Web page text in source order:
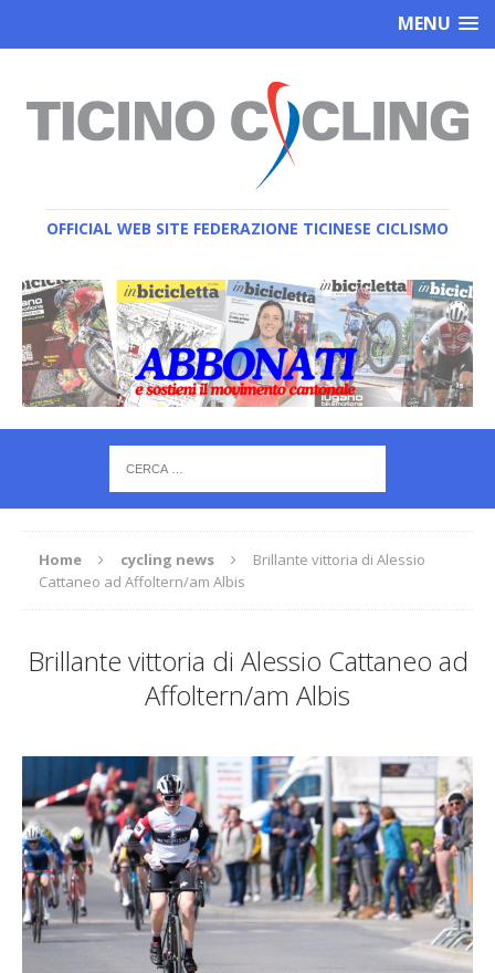
MENU
OFFICIAL WEB SITE FEDERAZIONE TICINESE CICLISMO
Home cycling news
Brillante vittoria di Alessio
Cattaneo ad Affoltern/am Albis
Brillante vittoria di Alessio Cattaneo ad
Affoltern/am Albis